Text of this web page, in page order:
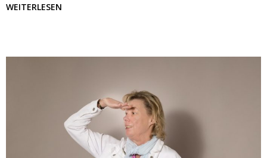
WEITERLESEN